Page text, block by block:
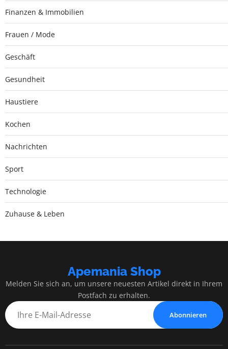
Finanzen & Immobilien
Frauen / Mode
Geschäft
Gesundheit
Haustiere
Kochen
Nachrichten
Sport
Technologie
Zuhause & Leben
Apemania Shop
Melden Sie sich an, um unsere neuesten Artikel direkt in Ihrem
Postfach zu erhalten.
Abonnieren